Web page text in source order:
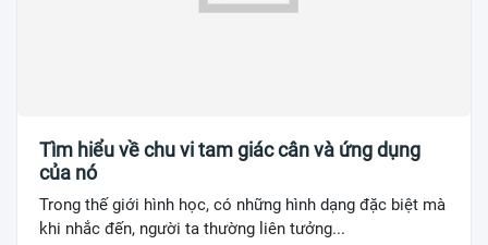
Tìm hiểu về chu vi tam giác cân và ứng dụng
của nó
Trong thế giới hình học, có những hình dạng đặc biệt mà
khi nhắc đến, người ta thường liên tưởng...